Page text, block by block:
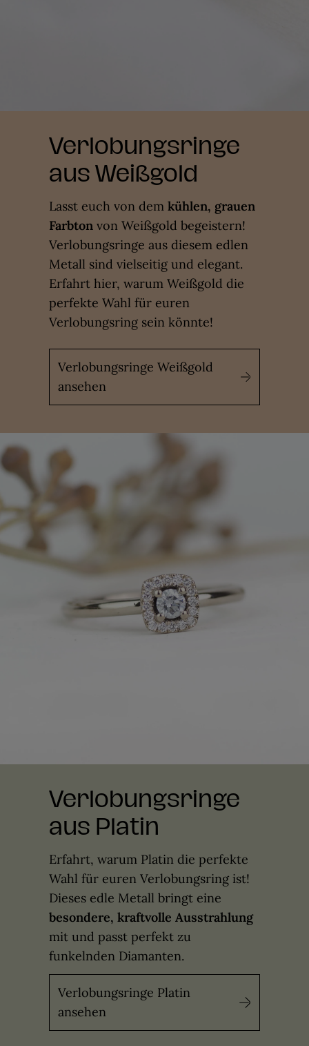
Verlobungsringe
aus Weißgold
Lasst euch von dem kühlen, grauen
Farbton von Weißgold begeistern!
Verlobungsringe aus diesem edlen
Metall sind vielseitig und elegant.
Erfahrt hier, warum Weißgold die
perfekte Wahl für euren
Verlobungsring sein könnte!
Verlobungsringe Weißgold
ansehen
Verlobungsringe
aus Platin
Erfahrt, warum Platin die perfekte
Wahl für euren Verlobungsring ist!
Dieses edle Metall bringt eine
besondere, kraftvolle Ausstrahlung
mit und passt perfekt zu
funkelnden Diamanten.
Verlobungsringe Platin
ansehen